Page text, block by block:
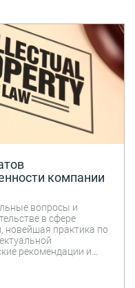
компании
вопросы и
в сфере
новейшая практика по
рекомендации и